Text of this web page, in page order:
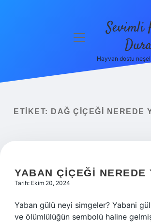
menüyü
Sevimli
Hayvan dostu
ETIKET: DAĞ ÇIÇEĞI NEREDE
YABAN ÇIÇEĞI NEREDE
Tarih: Ekim 20, 2024
Yaban gülü neyi simgeler? Yabani gül,
ve ölümlülüğün sembolü haline